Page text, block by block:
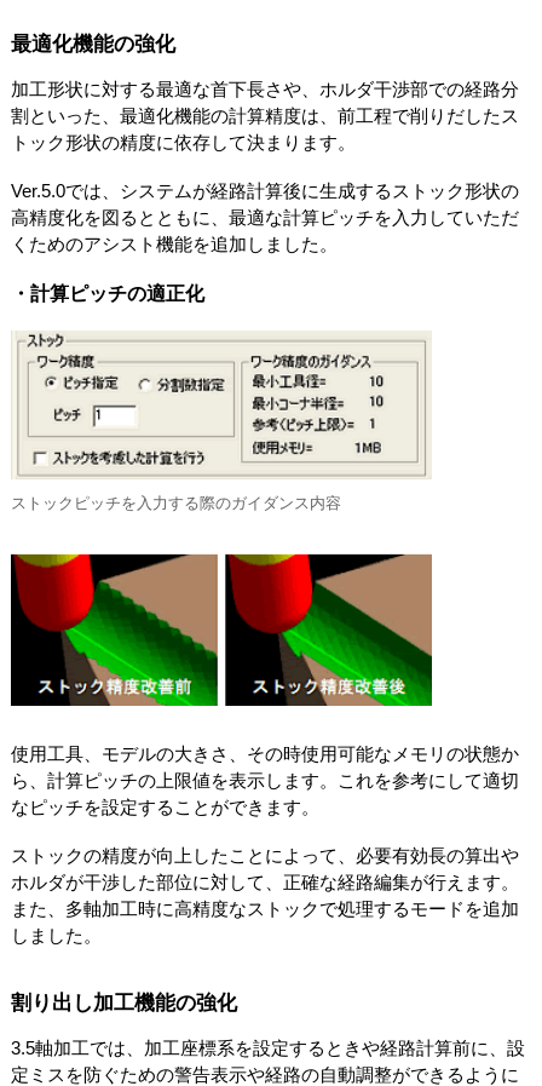
最適化機能の強化
加工形状に対する最適な首下長さや、ホルダ干渉部での経路分
割といった、最適化機能の計算精度は、前工程で削りだしたス
トック形状の精度に依存して決まります。
Ver.5.0では、システムが経路計算後に生成するストック形状の
高精度化を図るとともに、最適な計算ピッチを入力していただ
くためのアシスト機能を追加しました。
・計算ピッチの適正化
ストックピッチを入力する際のガイダンス内容
使用工具、モデルの大きさ、その時使用可能なメモリの状態か
ら、計算ピッチの上限値を表示します。これを参考にして適切
なピッチを設定することができます。
ストックの精度が向上したことによって、必要有効長の算出や
ホルダが干渉した部位に対して、正確な経路編集が行えます。
また、多軸加工時に高精度なストックで処理するモードを追加
しました。
割り出し加工機能の強化
3.5軸加工では、加工座標系を設定するときや経路計算前に、設
定ミスを防ぐための警告表示や経路の自動調整ができるように